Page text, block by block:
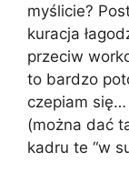
myślicie?
kuracja
przeciw
to bardzo
czepiam się…
(można dać
kadru te “w